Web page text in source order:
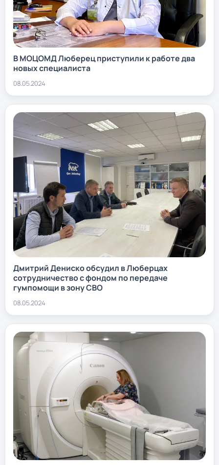
В МОЦОМД Люберец приступили к работе два
новых специалиста
08.05.2024
Дмитрий Дениско обсудил в Люберцах
сотрудничество с фондом по передаче
гумпомощи в зону СВО
08.05.2024